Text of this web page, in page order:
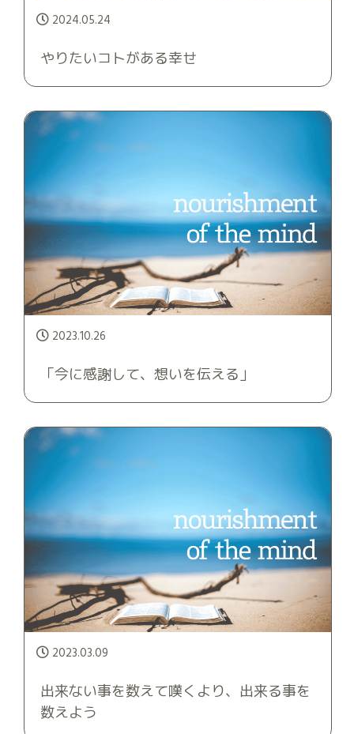
2024.05.24
やりたいコトがある幸せ
2023.10.26
「今に感謝して、想いを伝える」
2023.03.09
出来ない事を数えて嘆くより、出来る事を
数えよう